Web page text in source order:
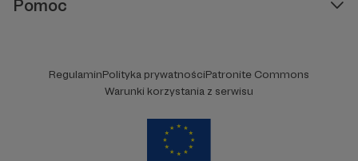
Pomoc
RegulaminPolityka prywatnościPatronite Commons
Warunki korzystania z serwisu